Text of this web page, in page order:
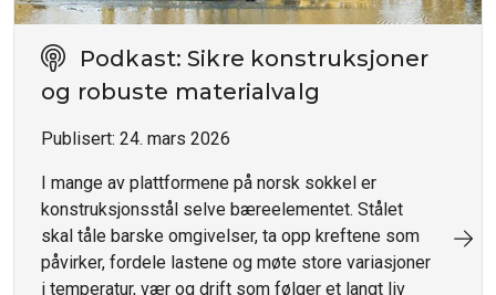
Podkast: Sikre konstruksjoner
og robuste materialvalg
Publisert: 24. mars 2026
I mange av plattformene på norsk sokkel er
konstruksjonsstål selve bæreelementet. Stålet
skal tåle barske omgivelser, ta opp kreftene som
påvirker, fordele lastene og møte store variasjoner
i temperatur, vær og drift som følger et langt liv